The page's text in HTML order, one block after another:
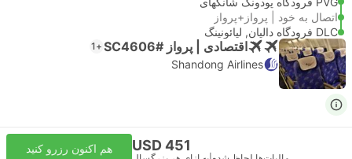
اتصال به خود | پرواز+پرواز
DLC فرودگاه دالیان, لیائونینگ
اقتصادی | پرواز #SC4606 +1
Shandong Airlines
USD 451 هم اکنون رزرو کنید